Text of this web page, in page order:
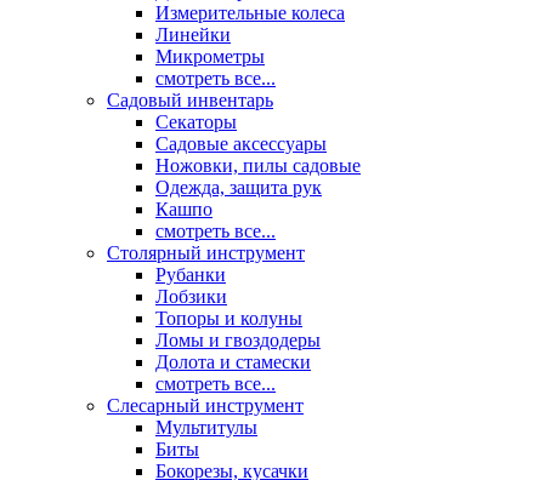
Измерительные колеса
Линейки
Микрометры
смотреть все...
Садовый инвентарь
Секаторы
Садовые аксессуары
Ножовки, пилы садовые
Одежда, защита рук
Кашпо
смотреть все...
Столярный инструмент
Рубанки
Лобзики
Топоры и колуны
Ломы и гвоздодеры
Долота и стамески
смотреть все...
Слесарный инструмент
Мультитулы
Биты
Бокорезы, кусачки